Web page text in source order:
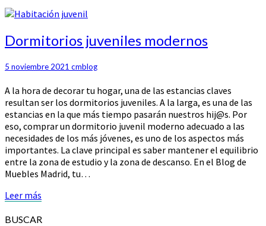
Dormitorios
juveniles
Dormitorios juveniles modernos
5 noviembre 2021 cmblog
A la hora de decorar tu hogar, una de las estancias claves
resultan ser los dormitorios juveniles. A la larga, es una de las
estancias en la que más tiempo pasarán nuestros hij@s. Por
eso, comprar un dormitorio juvenil moderno adecuado a las
necesidades de los más jóvenes, es uno de los aspectos más
importantes. La clave principal es saber mantener el equilibrio
entre la zona de estudio y la zona de descanso. En el Blog de
Muebles Madrid, tu…
Leer más
BUSCAR